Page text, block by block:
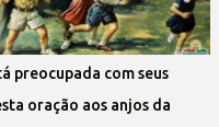
preocupada com seus
oração aos anjos da